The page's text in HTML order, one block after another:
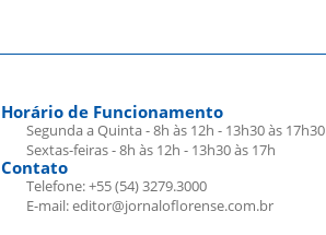
Horário de Funcionamento
Segunda a Quinta - 8h às 12h - 13h30 às 17h30
Sextas-feiras - 8h às 12h - 13h30 às 17h
Contato
Telefone: +55 (54) 3279.3000
E-mail: editor@jornaloflorense.com.br